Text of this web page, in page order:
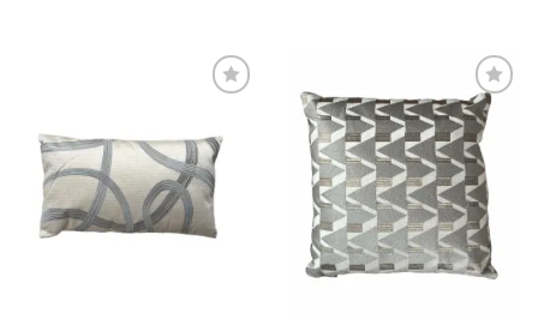
TOEVOEGEN
AAN JOUW
FAVORIETEN
TOEVOEGEN
AAN JOUW
FAVORIETEN